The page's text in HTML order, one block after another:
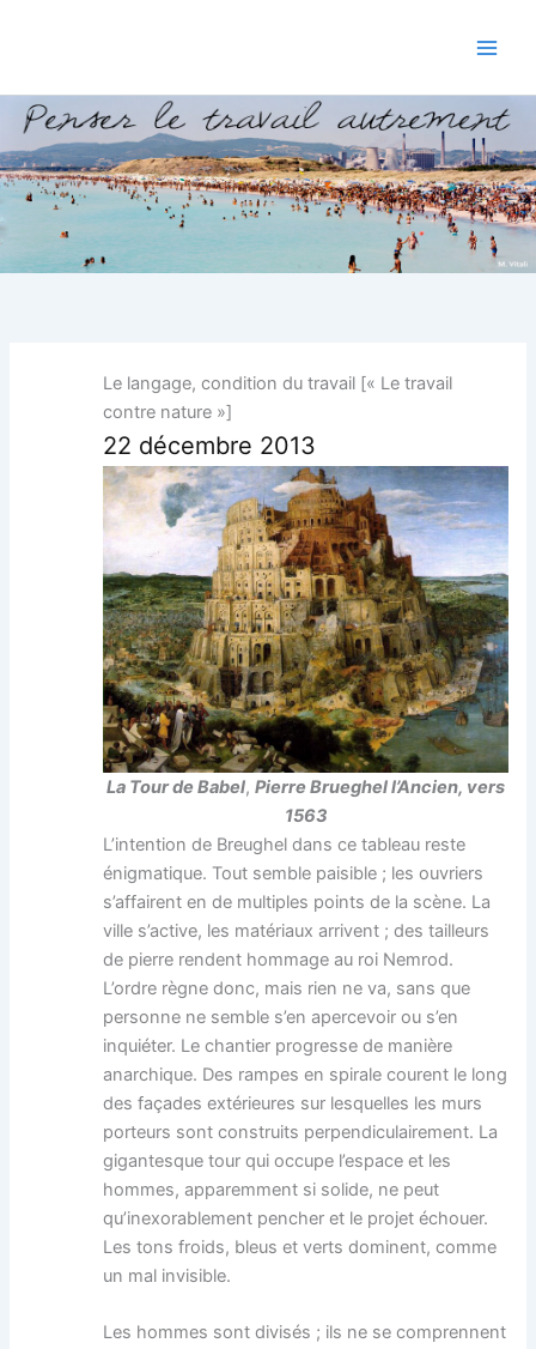
Le langage, condition du travail [« Le travail
contre nature »]
22 décembre 2013
La Tour de Babel,Pierre Brueghel l’Ancien, vers
1563
L’intention de Breughel dans ce tableau reste
énigmatique. Tout semble paisible ; les ouvriers
s’affairent en de multiples points de la scène. La
ville s’active, les matériaux arrivent ; des tailleurs
de pierre rendent hommage au roi Nemrod.
L’ordre règne donc, mais rien ne va, sans que
personne ne semble s’en apercevoir ou s’en
inquiéter. Le chantier progresse de manière
anarchique. Des rampes en spirale courent le long
des façades extérieures sur lesquelles les murs
porteurs sont construits perpendiculairement. La
gigantesque tour qui occupe l’espace et les
hommes, apparemment si solide, ne peut
qu’inexorablement pencher et le projet échouer.
Les tons froids, bleus et verts dominent, comme
un mal invisible.
Les hommes sont divisés ; ils ne se comprennent